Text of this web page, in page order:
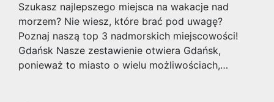
Szukasz najlepszego miejsca na wakacje nad
morzem? Nie wiesz, które brać pod uwagę?
Poznaj naszą top 3 nadmorskich miejscowości!
Gdańsk Nasze zestawienie otwiera Gdańsk,
ponieważ to miasto o wielu możliwościach,…